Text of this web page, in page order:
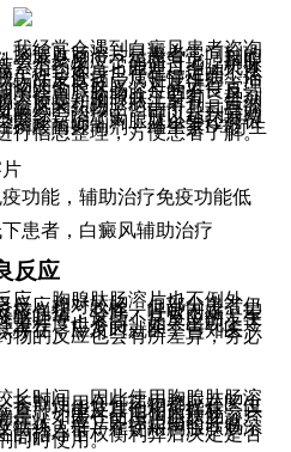
我经常会遇到白癜风患者咨询
胸腺肽肠溶片是患者常问到的
么不良反应？简而言之，胸腺
素类药物，它能通过增强机体
，但它本身也存在一定的不良
失性皮肤病，属于慢性病，治
物的不良反应，对其进行管理
阐述胸腺肽肠溶片的不良反
关信息。胸腺肽主要有三种剂
溶胶囊和胸腺肽注射剂。虽然
癜风的药物，但由于其具有调
的综合治疗中，可以起到辅助
繁多，除了胸腺肽以外还有很
磷酸酶抑制剂、维生素D3衍生
行信息整理，方便患者了解。
功能，辅助治疗免疫功能低
患者，白癜风辅助治疗
反应
应，胸腺肽肠溶片也不例外。
反应相对较轻，但部分患者仍
应包括：心悸、呼吸困难、晕
呕吐等。这些不良反应的发生
重程度也不同。如果出现上述
存在，应及时就医，告知医
物的反应也会有所差异，务必
长时间，因此使用胸腺肽肠溶
长期使用任何药物都应在医生
查肝功能及其他相关指标，以
是，如果在使用胸腺肽肠溶片
症状，应立即停止用药并就
特殊人群，在使用胸腺肽肠溶
的指导下权衡利弊后决定是否
同时使用。